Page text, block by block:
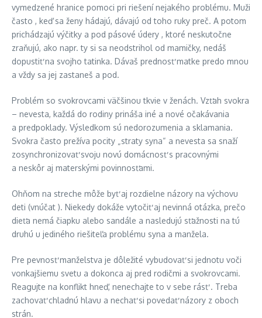
vymedzené hranice pomoci pri riešení nejakého problému. Muži
často , keď sa ženy hádajú, dávajú od toho ruky preč. A potom
prichádzajú výčitky a pod pásové údery , ktoré neskutočne
zraňujú, ako napr. ty si sa neodstrihol od mamičky, nedáš
dopustiť na svojho tatinka. Dávaš prednosť matke predo mnou
a vždy sa jej zastaneš a pod.
Problém so svokrovcami väčšinou tkvie v ženách. Vzťah svokra
– nevesta, každá do rodiny prináša iné a nové očakávania
a predpoklady. Výsledkom sú nedorozumenia a sklamania.
Svokra často prežíva pocity „straty syna“ a nevesta sa snaží
zosynchronizovať svoju novú domácnosť s pracovnými
a neskôr aj materskými povinnosťami.
Ohňom na streche môže byť aj rozdielne názory na výchovu
deti (vnúčat ). Niekedy dokáže vytočiť aj nevinná otázka, prečo
dieťa nemá čiapku alebo sandále a nasledujú sťažnosti na tú
druhú u jediného riešiteľa problému syna a manžela.
Pre pevnosť manželstva je dôležité vybudovať si jednotu voči
vonkajšiemu svetu a dokonca aj pred rodičmi a svokrovcami.
Reagujte na konflikt hneď, nenechajte to v sebe rásť . Treba
zachovať chladnú hlavu a nechať si povedať názory z oboch
strán.